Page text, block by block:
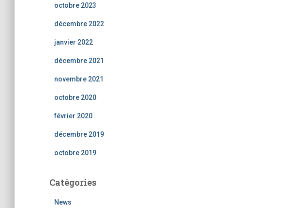
octobre 2023
décembre 2022
janvier 2022
décembre 2021
novembre 2021
octobre 2020
février 2020
décembre 2019
octobre 2019
Catégories
News